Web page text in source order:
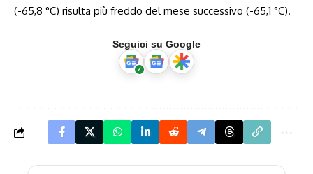
(-65,8 °C) risulta più freddo del mese successivo (-65,1 °C).
Seguici su Google